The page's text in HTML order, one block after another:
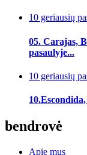
10 geriausių
05. Carajas,
pasaulyje...
10 geriausių
bendrovė
Apie mus